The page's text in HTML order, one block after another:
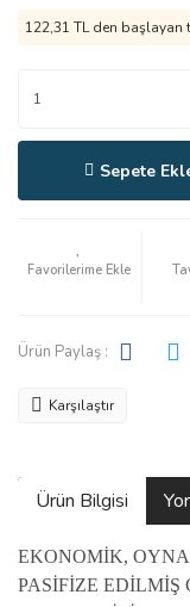
122,31 TL den başlayan
Sepete
Ürün Paylaş :
Karşılaştır
Ürün Bilgisi
EKONOMİK,
PASİFİZE